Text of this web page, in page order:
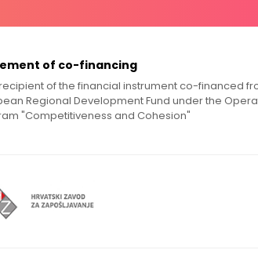
of co-financing
of the financial instrument co-financed
Regional Development Fund under the
"Competitiveness and Cohesion"